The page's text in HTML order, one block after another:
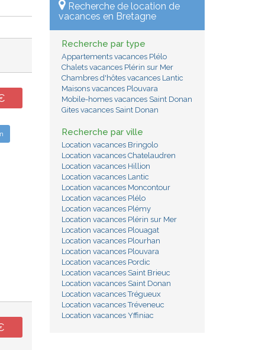
Recherche de location de
vacances en Bretagne
Recherche par type
Appartements vacances Plélo
Chalets vacances Plérin sur Mer
Chambres d'hôtes vacances Lantic
Maisons vacances Plouvara
Mobile-homes vacances Saint Donan
Gites vacances Saint Donan
Recherche par ville
Location vacances Bringolo
Location vacances Chatelaudren
Location vacances Hillion
Location vacances Lantic
Location vacances Moncontour
Location vacances Plélo
Location vacances Plémy
Location vacances Plérin sur Mer
Location vacances Plouagat
Location vacances Plourhan
Location vacances Plouvara
Location vacances Pordic
Location vacances Saint Brieuc
Location vacances Saint Donan
Location vacances Trégueux
Location vacances Tréveneuc
Location vacances Yffiniac